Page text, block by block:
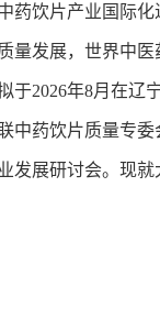
药饮片产业国际
量发展，世界中
于2026年8月在辽
中药饮片质量专
发展研讨会。现